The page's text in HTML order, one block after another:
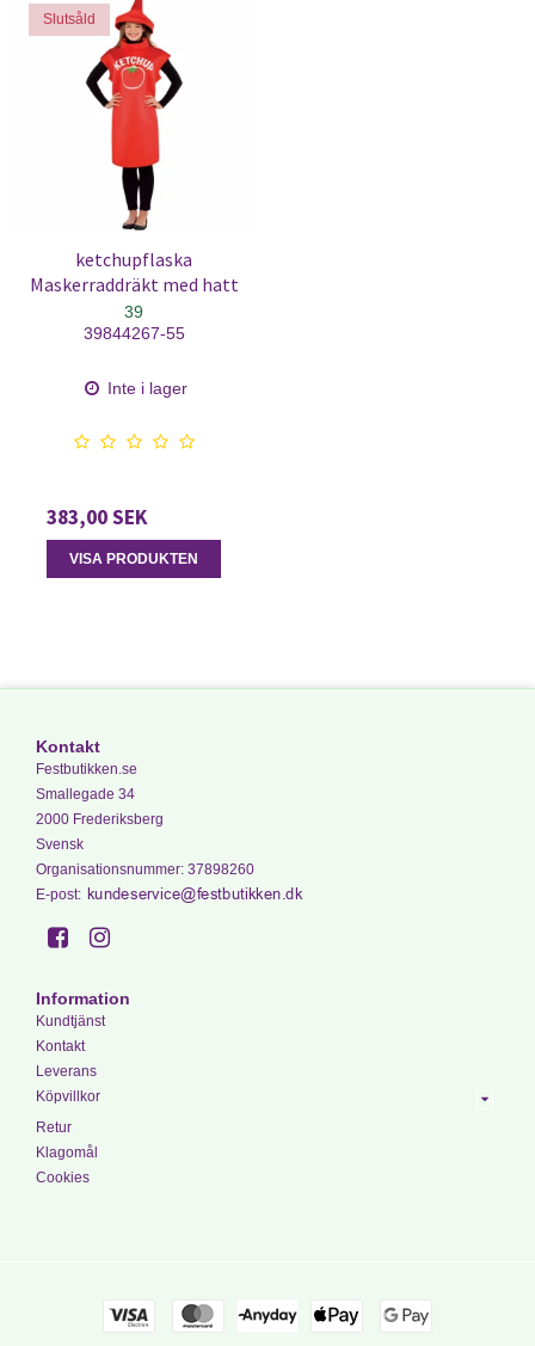
Slutsåld
ketchupflaska
Maskerraddräkt med hatt
39
39844267-55
Inte i lager
383,00 SEK
VISA PRODUKTEN
Kontakt
Festbutikken.se
Smallegade 34
2000 Frederiksberg
Svensk
Organisationsnummer: 37898260
E-post:
Information
Kundtjänst
Kontakt
Leverans
Köpvillkor
Retur
Klagomål
Cookies